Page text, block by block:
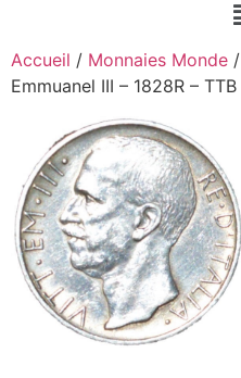
Accueil / Monnaies Monde /
Emmuanel III – 1828R – TTB